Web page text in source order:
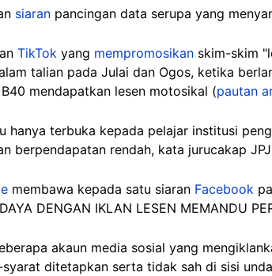
siaran pancingan data serupa yang
TikTok yang mempromosikan skim-skim
talian pada Julai dan Ogos, ketika
mendapatkan lesen motosikal (pautan
hanya terbuka kepada pelajar institusi
berpendapatan rendah, kata jurucakap
membawa kepada satu siaran Facebook
DENGAN IKLAN LESEN MEMANDU
akaun media sosial yang
ditetapkan serta tidak sah di sisi